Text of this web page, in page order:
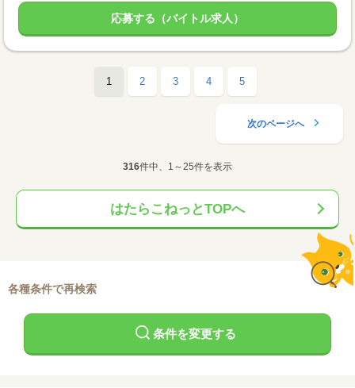
応募する（バイトル求人）
1 2 3 4 5
次のページへ
316件中、1～25件を表示
はたらこねっとTOPへ
各種条件で再検索
条件を変更する